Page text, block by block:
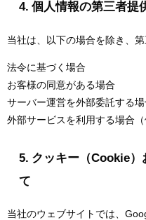
4. 個人情報の第三者提
当社は、以下の場合を除き、
法令に基づく場合
お客様の同意がある場合
サーバー運営を外部委託する
外部サービスを利用する場合
5. クッキー（Cookie）
て
当社のウェブサイトでは、